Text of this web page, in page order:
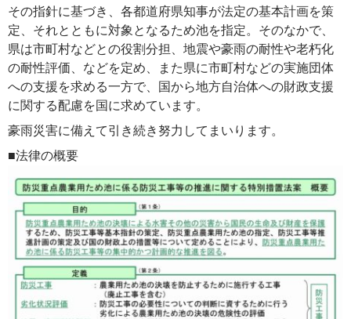
その指針に基づき、各都道府県知事が法定の基本計画を策
定、それとともに対象となるため池を指定。そのなかで、
県は市町村などとの役割分担、地震や豪雨の耐性や老朽化
の耐性評価、などを定め、また県に市町村などの実施団体
への支援を求める一方で、国から地方自治体への財政支援
に関する配慮を国に求めています。
豪雨災害に備えて引き続き努力してまいります。
■法律の概要